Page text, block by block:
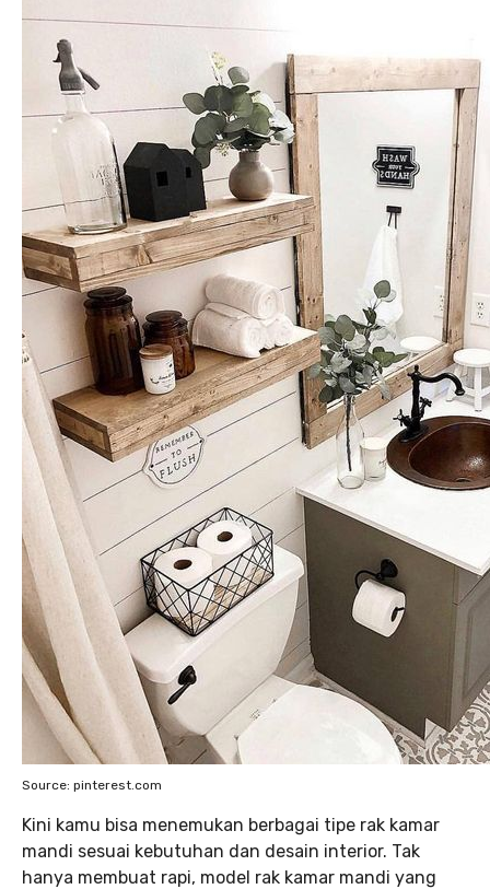
Source: pinterest.com
Kini kamu bisa menemukan berbagai tipe rak kamar
mandi sesuai kebutuhan dan desain interior. Tak
hanya membuat rapi, model rak kamar mandi yang